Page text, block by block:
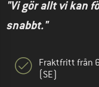
"Vi gör allt vi kan
snabbt."
Fraktfritt från
(SE)